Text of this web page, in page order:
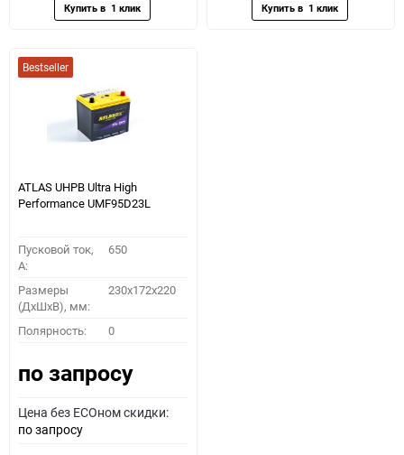
Bestseller
ATLAS UHPB Ultra High
Performance UMF95D23L
Пусковой ток,
A:
650
Размеры
(ДхШхВ), мм:
230x172x220
Полярность: 0
по запросу
Цена без ECOном скидки:
по запросу